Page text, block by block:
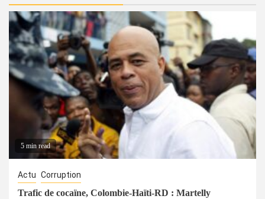
5 min read
Actu Corruption
Trafic de cocaïne, Colombie-Haïti-RD : Martelly